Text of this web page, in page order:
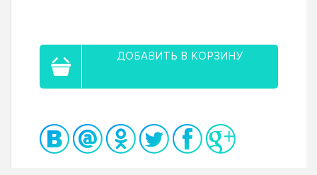
ДОБАВИТЬ В КОРЗИНУ